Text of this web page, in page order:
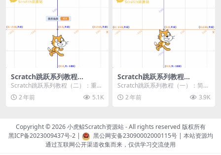
Scratch跳跃系列教程
（二）：重力跳跃
Scratch跳跃系列教程（二）：重力
跳跃 作者：小虎鲸Scratch资源站
按...2 年前 5.1K
Scratch跳跃系列教程
（一）：简单跳跃
Scratch跳跃系列教程（一）：简单
跳跃 作者：小虎鲸Scratch资源站
按...2 年前 3.9K
Copyright © 2026小虎鲸Scratch资源站- All rights reserved 版权所有
黑ICP备2023009437号-2| 黑公网安备23090002000115号| 本站资源均
通过互联网公开渠道收集而来，仅供学习交流使用